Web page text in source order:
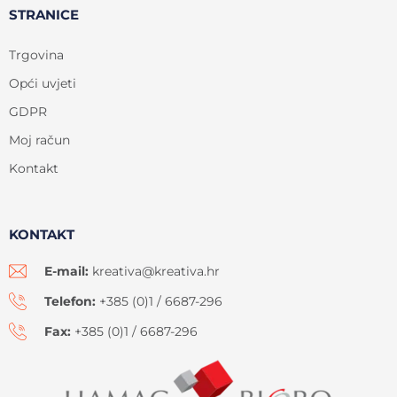
STRANICE
Trgovina
Opći uvjeti
GDPR
Moj račun
Kontakt
KONTAKT
E-mail: kreativa@kreativa.hr
Telefon: +385 (0)1 / 6687-296
Fax: +385 (0)1 / 6687-296